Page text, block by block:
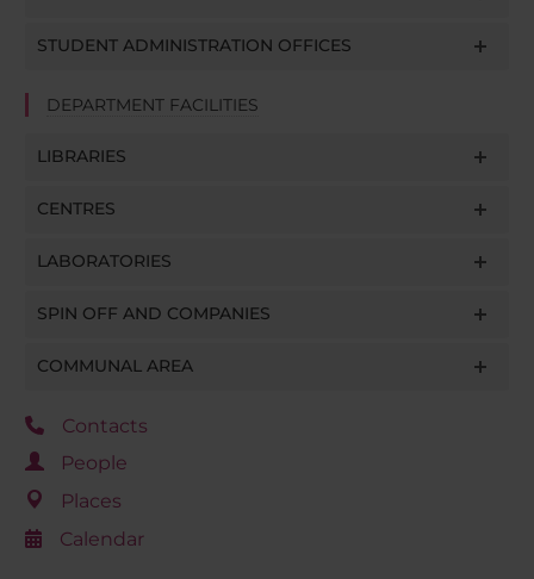
STUDENT ADMINISTRATION OFFICES
DEPARTMENT FACILITIES
LIBRARIES
CENTRES
LABORATORIES
SPIN OFF AND COMPANIES
COMMUNAL AREA
Contacts
People
Places
Calendar